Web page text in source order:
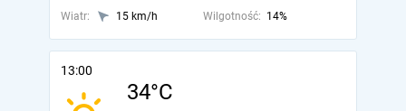
Wiatr:
15 km/h Wilgotność: 14%
13:00
34°C